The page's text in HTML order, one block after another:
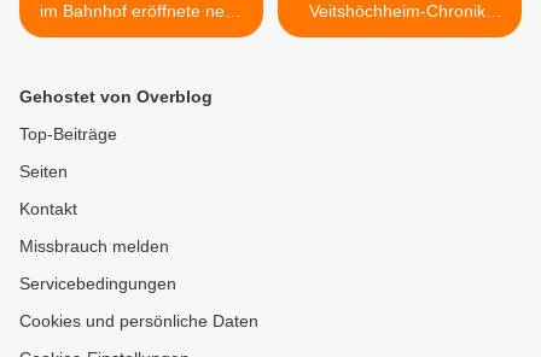
im Bahnhof eröffnete neue
Medienwelt im
Veitshöchheim-Chronik-
Debatte im Gemeinderat >
Gehostet von Overblog
Top-Beiträge
Seiten
Kontakt
Missbrauch melden
Servicebedingungen
Cookies und persönliche Daten